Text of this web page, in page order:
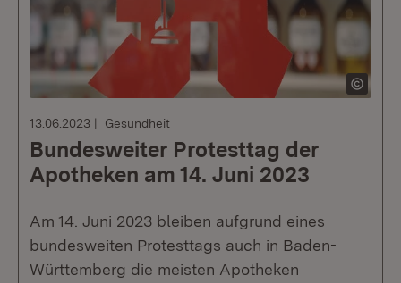
13.06.2023 Gesundheit
Bundesweiter Protesttag der
Apotheken am 14. Juni 2023
Am 14. Juni 2023 bleiben aufgrund eines
bundesweiten Protesttags auch in Baden-
Württemberg die meisten Apotheken